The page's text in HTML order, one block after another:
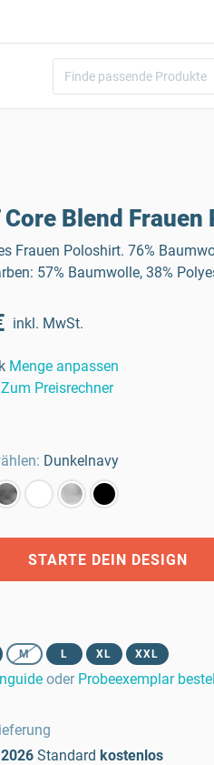
Core Blend Frauen
Frauen Poloshirt. 76%
57% Baumwolle, 38%
inkl. MwSt.
Menge anpassen
Zum Preisrechner
Dunkelnavy
STARTE DEIN DESIGN
M L XL XXL
oder Probeexemplar
Standard kostenlos